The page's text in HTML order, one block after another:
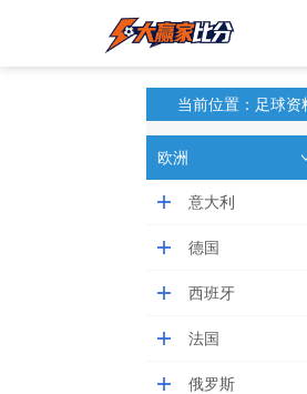
当前位置：足球资
欧洲
意大利
德国
西班牙
法国
俄罗斯